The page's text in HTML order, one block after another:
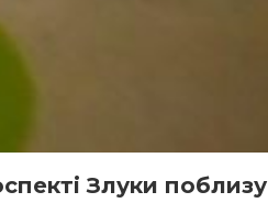
Злуки поблизу